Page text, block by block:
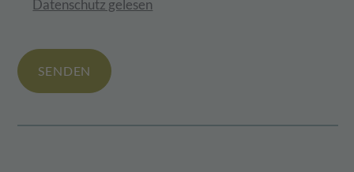
Datenschutz gelesen
SENDEN